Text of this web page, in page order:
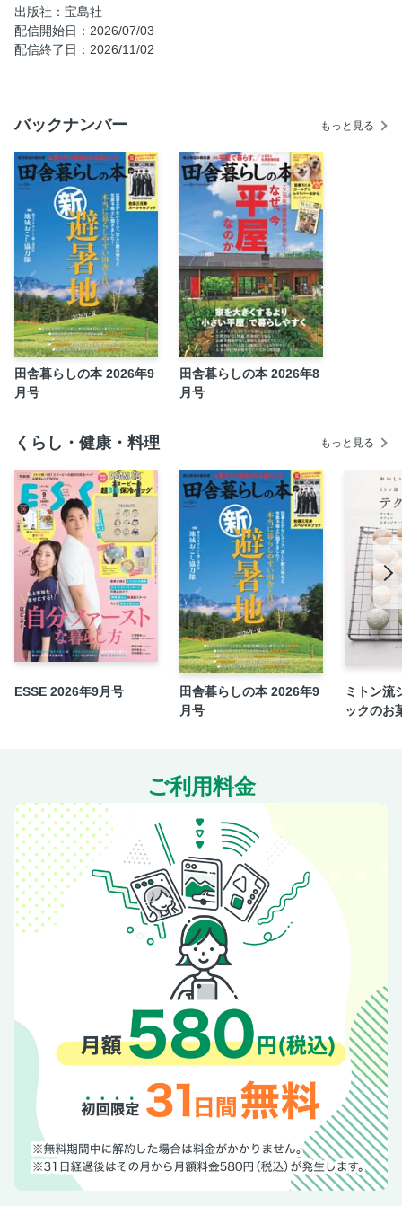
方 第二のふるさとがつくれる時代へ
子育て世代移住Project 第50回【 福島県南相馬市】 巣立ちの
日に見えた 「こども・子育て本気で応援!!」の空気
第23回 キャベツ
田舎イベント案内
読者プレゼント
田舎情報館
次回予告
別冊付録 豆柴 うに＆ ゴールデンレトリバー おから ファン
ブック
出版社：宝島社
配信開始日：2026/07/03
配信終了日：2026/11/02
バックナンバー もっと見る
田舎暮らしの本 2026年9
月号
田舎暮らしの本 2026年8
月号
くらし・健康・料理 もっと見る
ESSE 2026年9月号
田舎暮らしの本 2026年9
月号
ミトン流
ックのお
ご利用料金